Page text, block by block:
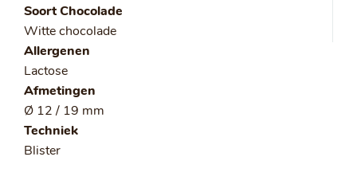
Soort Chocolade
Witte chocolade
Allergenen
Lactose
Afmetingen
Ø 12 / 19 mm
Techniek
Blister